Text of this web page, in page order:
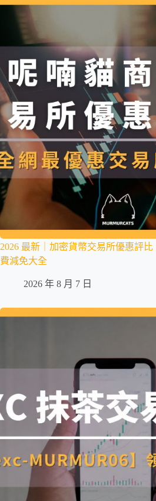
2026 最新｜加密貨幣交易所優惠評
費減免大全
2026 年 8 月 7 日